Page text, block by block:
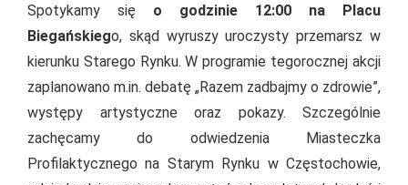
Spotykamy się o godzinie 12:00 na Placu
Biegańskiego, skąd wyruszy uroczysty przemarsz w
kierunku Starego Rynku. W programie tegorocznej akcji
zaplanowano m.in. debatę „Razem zadbajmy o zdrowie”,
występy artystyczne oraz pokazy. Szczególnie
zachęcamy do odwiedzenia Miasteczka
Profilaktycznego na Starym Rynku w Częstochowie,